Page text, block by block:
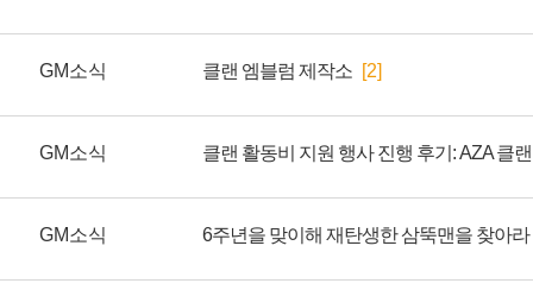
GM소식 클랜 엠블럼 제작소 [2]
GM소식 클랜 활동비 지원 행사 진행 후기: AZA 클랜
GM소식